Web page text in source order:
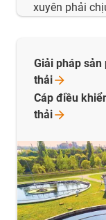
xuyên phải
Giải pháp
thải
Cáp điều
thải